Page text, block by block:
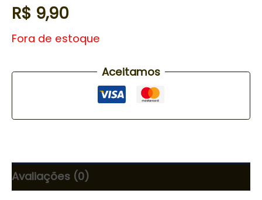
R$ 9,90
Fora de estoque
Aceitamos
Avaliações (0)